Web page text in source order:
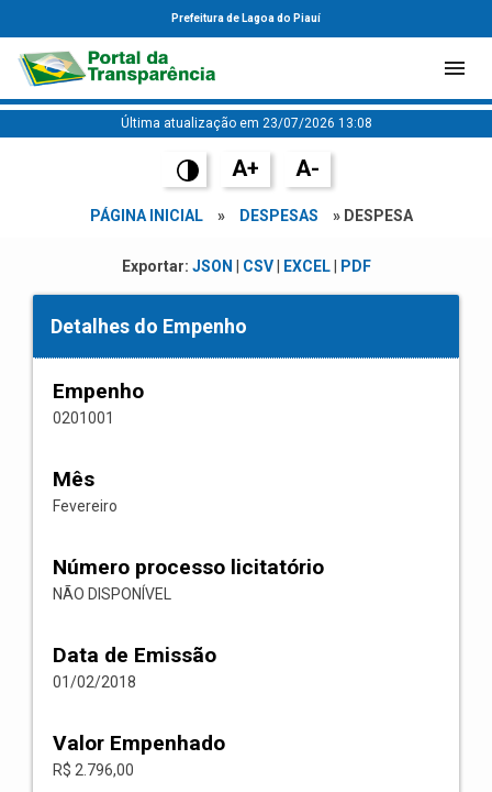
Prefeitura de Lagoa do Piauí
Última atualização em 23/07/2026 13:08
A+ A-
PÁGINA INICIAL » DESPESAS » DESPESA
Exportar: JSON CSV| EXCEL| PDF
Detalhes do Empenho
Empenho
0201001
Mês
Fevereiro
Número processo licitatório
NÃO DISPONÍVEL
Data de Emissão
01/02/2018
Valor Empenhado
R$ 2.796,00